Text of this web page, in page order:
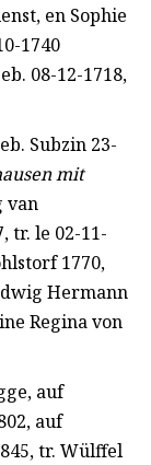
en Sophie
1740
08-12-1718,
Subzin 23-
mit
van
tr. le 02-11-
1770,
Hermann
Regina von
auf
auf
tr. Wülffel